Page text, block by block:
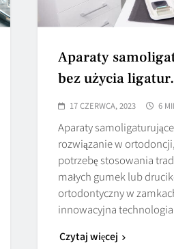
Aparaty
bez użycia ligatur.
17 CZERWCA, 2023 6
Aparaty
rozwiązanie w
potrzebę stosowania
małych gumek lub
ortodontyczny w
innowacyjna
Czytaj więcej